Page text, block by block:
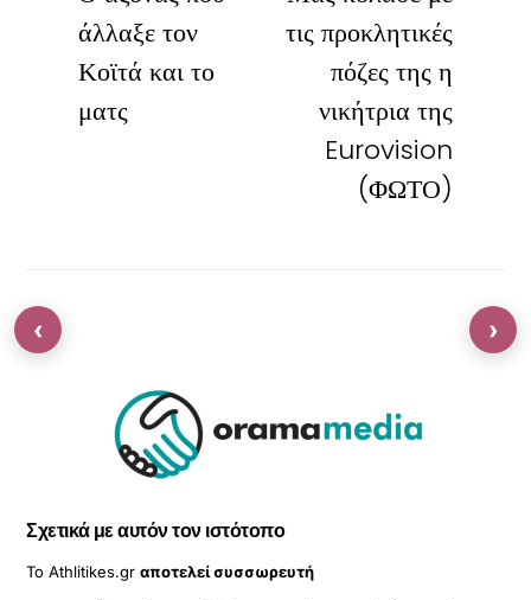
άλλαξε τον
Κοϊτά και το
ματς
τις προκλητικές
πόζες της η
νικήτρια της
Eurovision
(ΦΩΤΟ)
Σχετικά με αυτόν τον ιστότοπο
Το Athlitikes.grαποτελεί συσσωρευτή
‹ ›